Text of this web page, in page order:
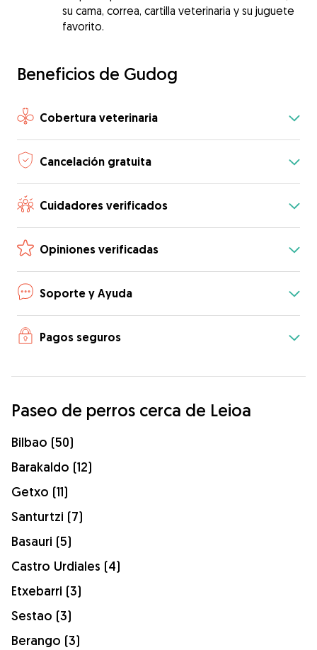
su cama, correa, cartilla veterinaria y su juguete
favorito.
Beneficios de Gudog
Cobertura veterinaria
Cancelación gratuita
Cuidadores verificados
Opiniones verificadas
Soporte y Ayuda
Pagos seguros
Paseo de perros cerca de Leioa
Bilbao (50)
Barakaldo (12)
Getxo (11)
Santurtzi (7)
Basauri (5)
Castro Urdiales (4)
Etxebarri (3)
Sestao (3)
Berango (3)